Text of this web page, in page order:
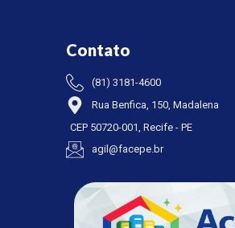
Contato
(81) 3181-4600
Rua Benfica, 150, Madalena
CEP 50720-001, Recife - PE
agil@facepe.br